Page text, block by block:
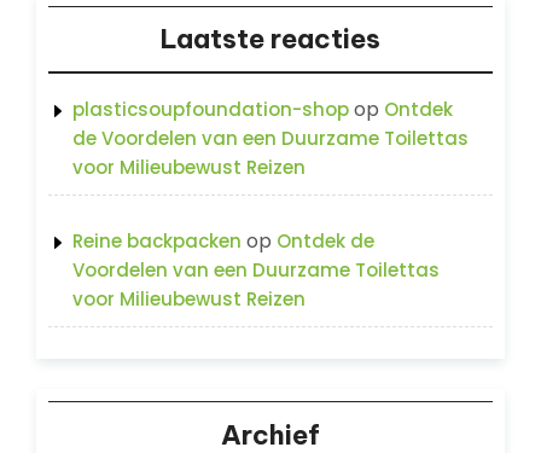
Laatste reacties
plasticsoupfoundation-shopop Ontdek
de Voordelen van een Duurzame Toilettas
voor Milieubewust Reizen
Reine backpacken op Ontdek de
Voordelen van een Duurzame Toilettas
voor Milieubewust Reizen
Archief